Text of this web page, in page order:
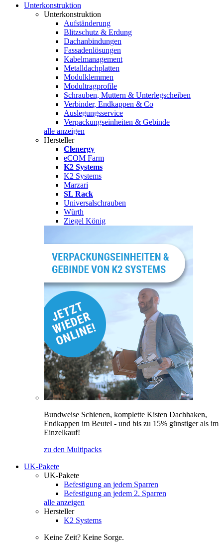
Unterkonstruktion
Unterkonstruktion
Aufständerung
Blitzschutz & Erdung
Dachanbindungen
Fassadenlösungen
Kabelmanagement
Metalldachplatten
Modulklemmen
Modultragprofile
Schrauben, Muttern & Unterlegscheiben
Verbinder, Endkappen & Co
Auslegungsservice
Verpackungseinheiten & Gebinde
alle anzeigen
Hersteller
Clenergy
eCOM Farm
K2 Systems
K2 Systems
Marzari
SL Rack
Universalschrauben
Würth
Ziegel König
Bundweise Schienen, komplette Kisten Dachhaken,
Endkappen im Beutel - und bis zu 15% günstiger als im
Einzelkauf!
zu den Multipacks
UK-Pakete
UK-Pakete
Befestigung an jedem Sparren
Befestigung an jedem 2. Sparren
alle anzeigen
Hersteller
K2 Systems
Keine Zeit? Keine Sorge.